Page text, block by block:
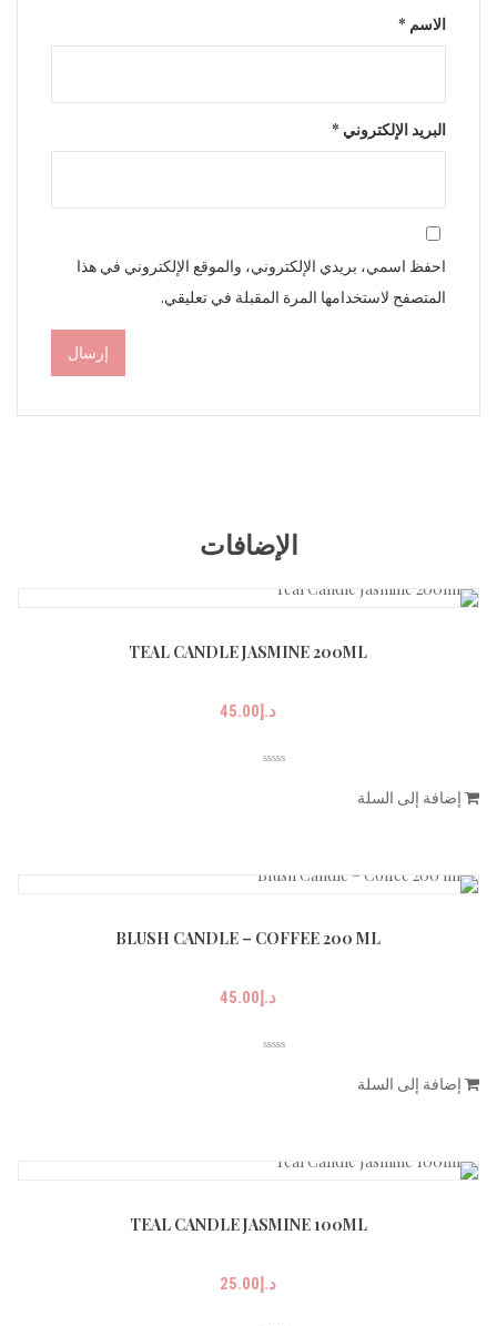
الاسم *
البريد الإلكتروني *
احفظ اسمي، بريدي الإلكتروني، والموقع الإلكتروني في هذا
المتصفح لاستخدامها المرة المقبلة في تعليقي.
الإضافات
TEAL CANDLE JASMINE 200ML
د.إ45.00
إضافة إلى السلة
BLUSH CANDLE – COFFEE 200 ML
د.إ45.00
إضافة إلى السلة
TEAL CANDLE JASMINE 100ML
د.إ25.00